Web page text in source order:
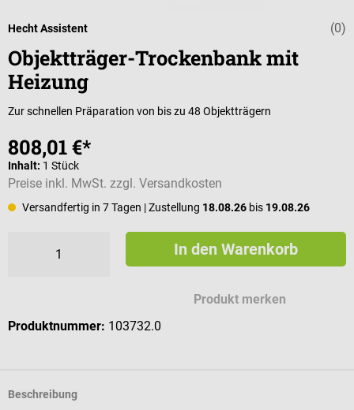
(0)
Hecht Assistent
Objektträger-Trockenbank mit
Heizung
Zur schnellen Präparation von bis zu 48 Objektträgern
808,01 €*
Inhalt: 1 Stück
Preise inkl. MwSt. zzgl. Versandkosten
Versandfertig in 7 Tagen | Zustellung 18.08.26 bis 19.08.26
In den Warenkorb
Produkt merken
Produktnummer: 103732.0
Beschreibung